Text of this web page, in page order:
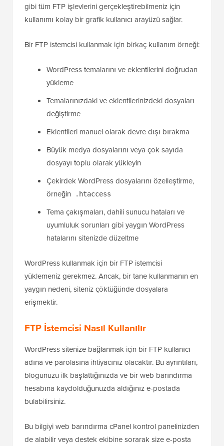
gibi tüm FTP işlevlerini gerçekleştirebilmeniz için
kullanımı kolay bir grafik kullanıcı arayüzü sağlar.
Bir FTP istemcisi kullanmak için birkaç kullanım örneği:
WordPress temalarını ve eklentilerini doğrudan
yükleme
Temalarınızdaki ve eklentilerinizdeki dosyaları
değiştirme
Eklentileri manuel olarak devre dışı bırakma
Büyük medya dosyalarını veya çok sayıda
dosyayı toplu olarak yükleyin
Çekirdek WordPress dosyalarını özelleştirme,
örneğin
.htaccess
Tema çakışmaları, dahili sunucu hataları ve
uyumluluk sorunları gibi yaygın WordPress
hatalarını sitenizde düzeltme
WordPress kullanmak için bir FTP istemcisi
yüklemeniz gerekmez. Ancak, bir tane kullanmanın en
yaygın nedeni, siteniz çöktüğünde dosyalara
erişmektir.
FTP İstemcisi Nasıl Kullanılır
WordPress sitenize bağlanmak için bir FTP kullanıcı
adına ve parolasına ihtiyacınız olacaktır. Bu ayrıntıları,
blogunuzu ilk başlattığınızda ve bir web barındırma
hesabına kaydolduğunuzda aldığınız e-postada
bulabilirsiniz.
Bu bilgiyi web barındırma cPanel kontrol panelinizden
de alabilir veya destek ekibine sorarak size e-posta